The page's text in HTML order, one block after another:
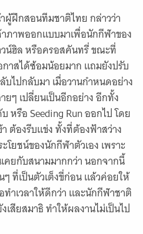
ผู้ฝึกสอนทีมชาติไทย กล่าวว่า
ภาพออกแบบมาเพื่อนักกีฬาของ
วน์ฮิล หรือครอสคันทรี่ ขณะที่
าสได้ซ้อมน้อยมาก แถมยังปรับ
บไปกลับมา เมื่อวานกำหนดอย่าง
ยๆ เปลี่ยนเป็นอีกอย่าง อีกทั้ง
รือ Seeding Run ออกไป โดย
ต้องรีบแข่ง ทั้งที่ต้องฟ้าสว่าง
โยชน์ของนักกีฬาตัวเอง เพราะ
คยกับสนามมากกว่า นอกจากนี้
ที่เป็นตัวเต็งขี่ก่อน แล้วค่อยให้
ำเวลาให้ดีกว่า และนักกีฬาชาติ
สียสมาธิ ทำให้ผลงานไม่เป็นไป